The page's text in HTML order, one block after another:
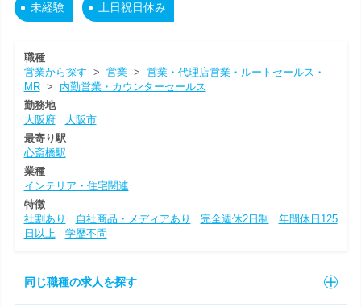
未経験 土日祝日休み
職種
営業から探す > 営業> 営業・代理店営業・ルートセールス・
MR> 内勤営業・カウンターセールス
勤務地
大阪府
大阪市
最寄り駅
心斎橋駅
業種
インテリア・住宅関連
特徴
社割あり
自社商品・メディアあり 完全週休2日制
年間休日125
日以上
学歴不問
同じ職種の求人を探す